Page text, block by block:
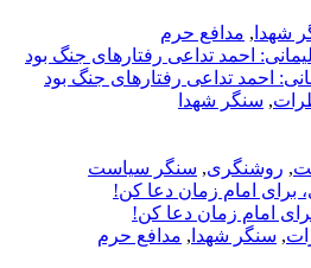
شهدا , مدافع حرم
احمد تداعی رفتارهای جنگ بود
, سنگر شهدا
, روشنگری, سنگر سیاست
امام زمان دعا کن!
, سنگر شهدا , مدافع حرم